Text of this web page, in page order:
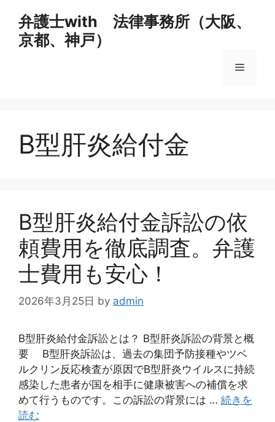
弁護士with 法律事務所（大阪、
京都、神戸）
メ
B型肝炎給付金
B型肝炎給付金訴訟の依
頼費用を徹底調査。弁護
士費用も安心！
2026年3月25日 by admin
B型肝炎給付金訴訟とは？ B型肝炎訴訟の背景と概
要 B型肝炎訴訟は、過去の集団予防接種やツベ
ルクリン反応検査が原因でB型肝炎ウイルスに持続
感染した患者が国を相手に健康被害への補償を求
めて行うものです。この訴訟の背景には … 続きを
読む